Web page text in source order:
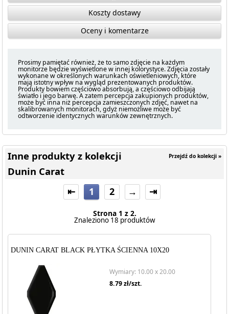
Koszty dostawy
Oceny i komentarze
Prosimy pamiętać również, że to samo zdjęcie na każdym
monitorze będzie wyświetlone w innej kolorystyce. Zdjęcia zostały
wykonane w określonych warunkach oświetleniowych, które
mają istotny wpływ na wygląd prezentowanych produktów.
Produkty bowiem częściowo absorbują, a częściowo odbijają
światło i jego barwę. A zatem percepcja zakupionych produktów,
może być inna niż percepcja zamieszczonych zdjęć, nawet na
skalibrowanych monitorach, gdyż niemożliwe może być
odtworzenie identycznych warunków zewnętrznych.
Przejdź do kolekcji »
Inne produkty z kolekcji
Dunin Carat
⇤ 1 2 → ⇥
Strona 1 z 2.
Znaleziono 18 produktów
DUNIN CARAT BLACK PŁYTKA ŚCIENNA 10X20
Wymiary: 10.00 x 20.00
8.79zł/szt.